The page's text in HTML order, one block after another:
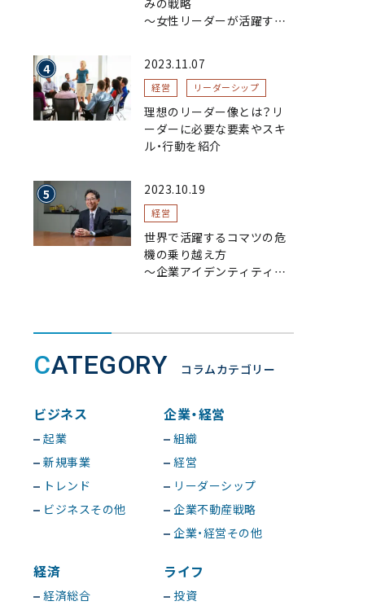
みの戦略
〜女性リーダーが活躍する
2023.11.07
経営 リーダーシップ
理想のリーダー像とは？リ
ーダーに必要な要素やスキ
ル・行動を紹介
2023.10.19
経営
世界で活躍するコマツの危
機の乗り越え方
〜企業アイデンティティの
CATEGORY コラムカテゴリー
ビジネス
起業
新規事業
トレンド
ビジネスその他
企業・経営
組織
経営
リーダーシップ
企業不動産戦略
企業・経営その他
経済
経済総合
ライフ
投資